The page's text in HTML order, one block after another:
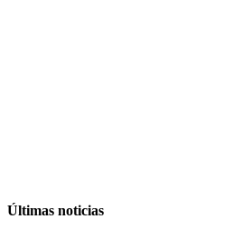
Últimas noticias